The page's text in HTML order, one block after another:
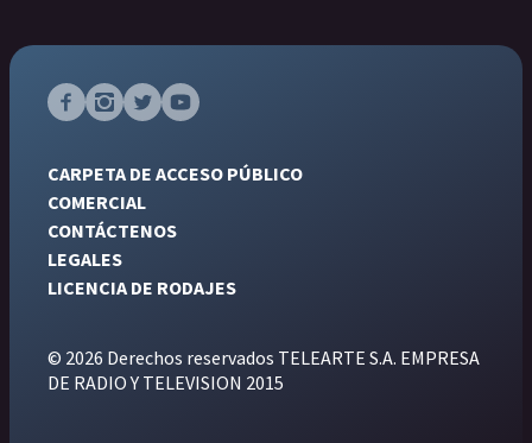
CARPETA DE ACCESO PÚBLICO
COMERCIAL
CONTÁCTENOS
LEGALES
LICENCIA DE RODAJES
© 2026 Derechos reservados TELEARTE S.A. EMPRESA
DE RADIO Y TELEVISION 2015